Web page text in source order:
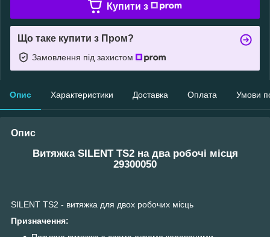
Купити з
Що таке купити з Пром?
Замовлення під захистом
Опис Характеристики Доставка Оплата Умови
Опис
Витяжка SILENT TS2 на два робочі місця
29300050
SILENT TS2 - витяжка для двох робочих місць
Призначення: